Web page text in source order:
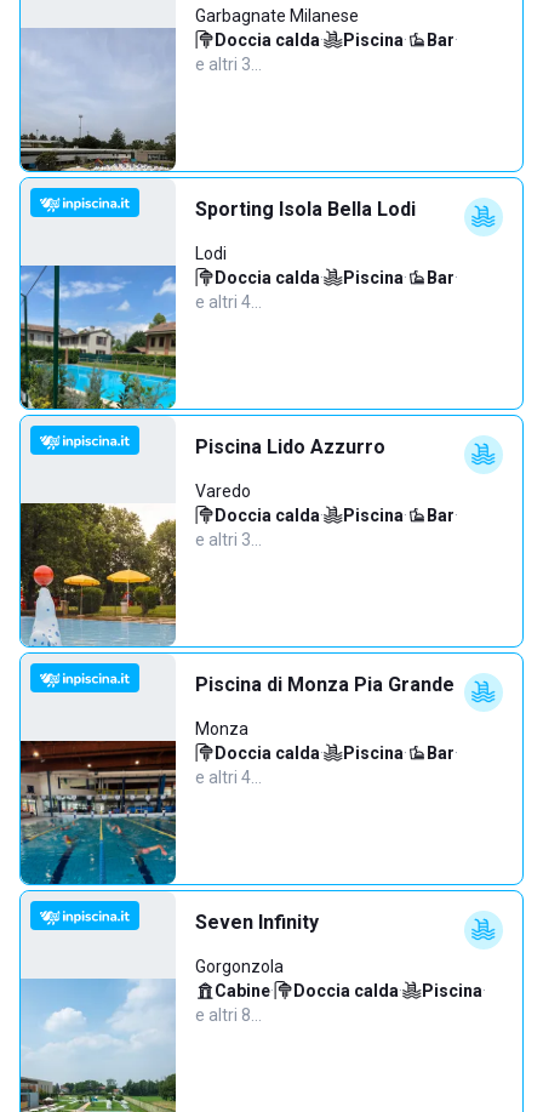
Garbagnate Milanese
Doccia calda· Piscina· Bar·
e altri 3…
Sporting Isola Bella Lodi
Lodi
Doccia calda· Piscina· Bar·
e altri 4…
Piscina Lido Azzurro
Varedo
Doccia calda· Piscina· Bar·
e altri 3…
Piscina di Monza Pia Grande
Monza
Doccia calda· Piscina· Bar·
e altri 4…
Seven Infinity
Gorgonzola
Cabine· Doccia calda· Piscina·
e altri 8…